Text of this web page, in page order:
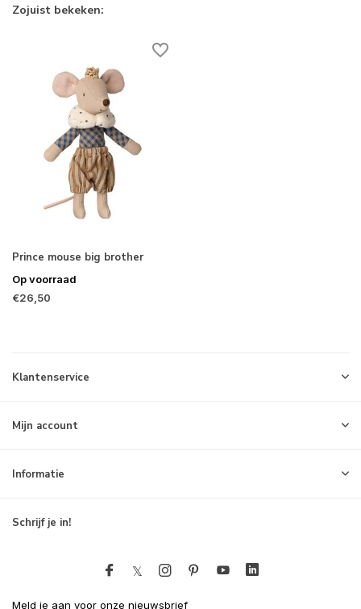
Zojuist bekeken:
Prince mouse big brother
Op voorraad
€26,50
Klantenservice
Mijn account
Informatie
Schrijf je in!
Meld je aan voor onze nieuwsbrief